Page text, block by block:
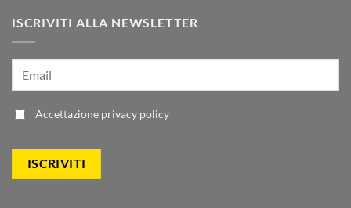
ISCRIVITI ALLA NEWSLETTER
Accettazione privacy policy